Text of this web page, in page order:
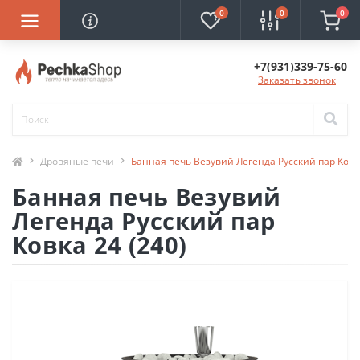
0 0 0
+7(931)339-75-60
Заказать звонок
Дровяные печи Банная печь Везувий Легенда Русский пар
Банная печь Везувий
Легенда Русский пар
Ковка 24 (240)